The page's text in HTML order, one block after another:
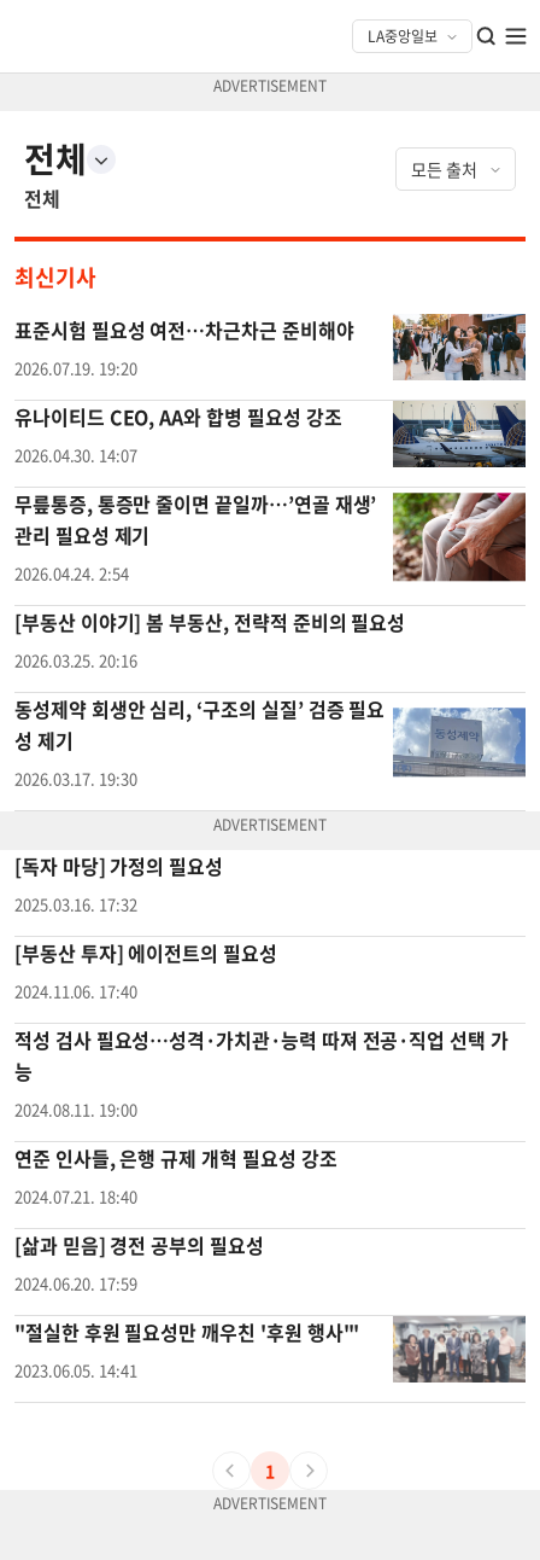
전체
전체
최신기사
표준시험 필요성 여전…차근차근 준비해야
2026.07.19. 19:20
유나이티드 CEO, AA와 합병 필요성 강조
2026.04.30. 14:07
무릎통증, 통증만 줄이면 끝일까…’연골 재생’
관리 필요성 제기
2026.04.24. 2:54
[부동산 이야기] 봄 부동산, 전략적 준비의 필요성
2026.03.25. 20:16
동성제약 회생안 심리, ‘구조의 실질’ 검증 필요
성 제기
2026.03.17. 19:30
[독자 마당] 가정의 필요성
2025.03.16. 17:32
[부동산 투자] 에이전트의 필요성
2024.11.06. 17:40
적성 검사 필요성…성격·가치관·능력 따져 전공·직업 선택 가
능
2024.08.11. 19:00
연준 인사들, 은행 규제 개혁 필요성 강조
2024.07.21. 18:40
[삶과 믿음] 경전 공부의 필요성
2024.06.20. 17:59
"절실한 후원 필요성만 깨우친 '후원 행사'"
2023.06.05. 14:41
1